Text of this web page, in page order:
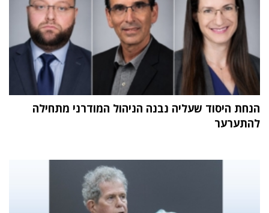
הנחת היסוד שעליה נבנה הניהול המודרני מתחילה
להתערער